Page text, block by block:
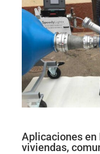
Aplicaciones en
viviendas,